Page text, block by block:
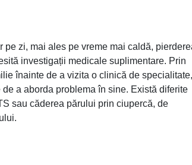
zi, mai ales pe vreme mai caldă,
investigații medicale suplimentare. Prin
înainte de a vizita o clinică de specialitate,
a aborda problema în sine. Există diferite
sau căderea părului prin ciupercă, de